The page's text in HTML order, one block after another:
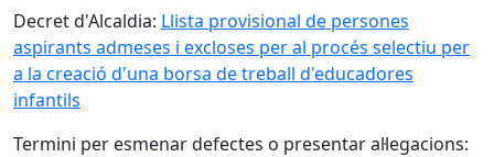
Decret d'Alcaldia: Llista provisional de persones
aspirants admeses i excloses per al procés selectiu per
a la creació d'una borsa de treball d'educadores
infantils
Termini per esmenar defectes o presentar al·legacions: